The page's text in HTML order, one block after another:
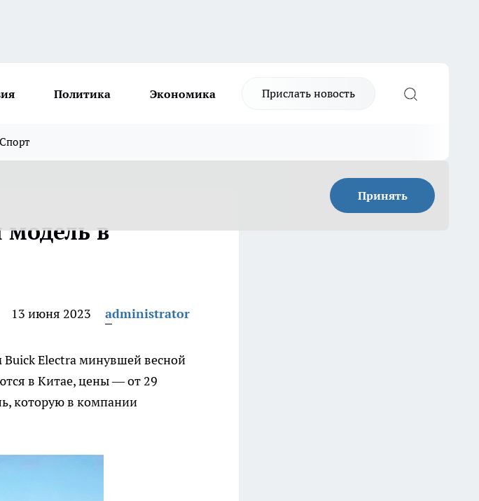
Политика Экономика Прислать новость
Спорт
Принять
модель в
13 июня 2023 administrator
Buick Electra минувшей весной
в Китае, цены — от 29
которую в компании